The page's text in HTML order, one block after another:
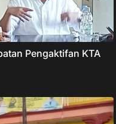
Pengaktifan KTA